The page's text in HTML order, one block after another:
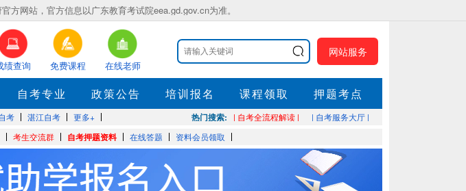
网站，官方信息以广东教育考试院eea.gd.gov.cn为准。
绩查询 免费课程 在线老师
网站服务
自考专业 政策公告 培训报名 课程领取 押题考点
考 湛江自考 更多+ 热门搜索: | 自考全流程解读 | | 自考服务大厅 |
考生交流群 自考押题资料 在线答题 资料会员领取